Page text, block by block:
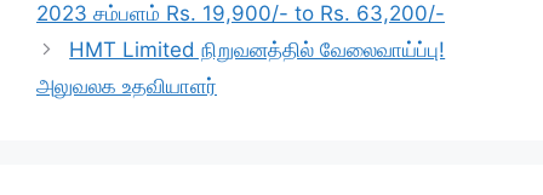
k
2023 சம்பளம் Rs. 19,900/- to Rs. 63,200/-
HMT Limited நிறுவனத்தில் வேலைவாய்ப்பு!
அலுவலக உதவியாளர்